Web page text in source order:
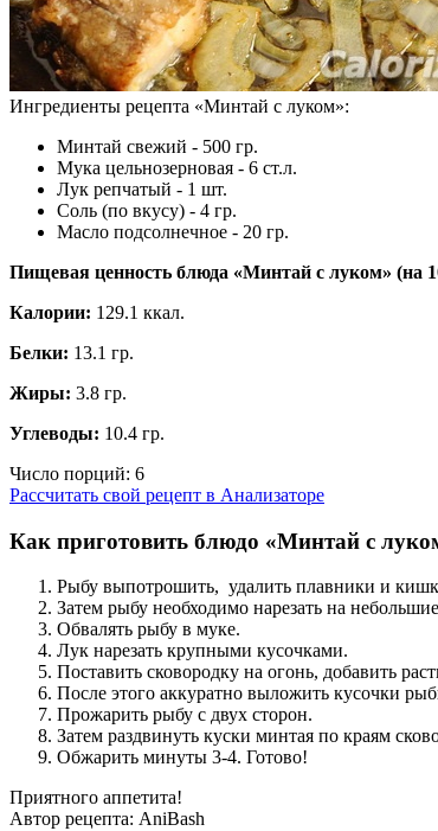
Ингредиенты рецепта «Минтай с луком»:
Минтай свежий - 500 гр.
Мука цельнозерновая - 6 ст.л.
Лук репчатый - 1 шт.
Соль (по вкусу) - 4 гр.
Масло подсолнечное - 20 гр.
Пищевая ценность блюда «Минтай с луком» (на
Калории: 129.1 ккал.
Белки: 13.1 гр.
Жиры: 3.8 гр.
Углеводы: 10.4 гр.
Число порций: 6
Рассчитать свой рецепт в Анализаторе
Как приготовить блюдо «Минтай с
Рыбу выпотрошить, удалить плавники и
Затем рыбу необходимо нарезать на
Обвалять рыбу в муке.
Лук нарезать крупными кусочками.
Поставить сковородку на огонь, добавить
После этого аккуратно выложить кусочки
Прожарить рыбу с двух сторон.
Затем раздвинуть куски минтая по краям
Обжарить минуты 3-4. Готово!
Приятного аппетита!
Автор рецепта: AniBash